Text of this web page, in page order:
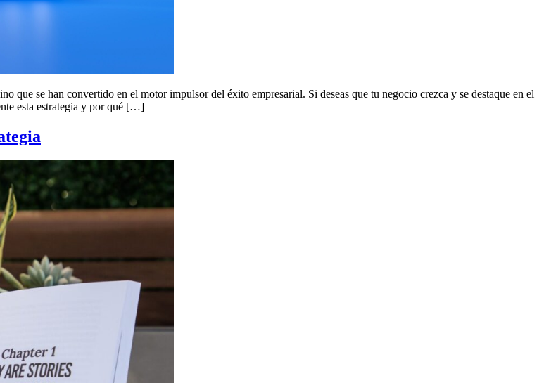
que se han convertido en el motor impulsor del éxito empresarial. Si deseas que tu negocio crezca y se destaque en el
esta estrategia y por qué […]